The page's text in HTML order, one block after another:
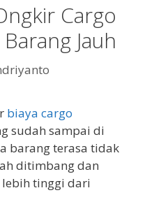
Cargo
Jauh
biaya cargo
sudah sampai di
barang terasa tidak
ditimbang dan
tinggi dari